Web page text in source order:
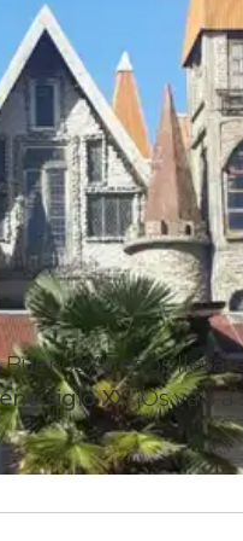
Aires os
siglo XX. ¡Os vais